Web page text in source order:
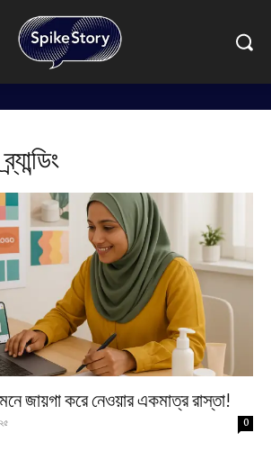
মনে জায়গা করে নেওয়ার একমাত্র রাস্তা!
0